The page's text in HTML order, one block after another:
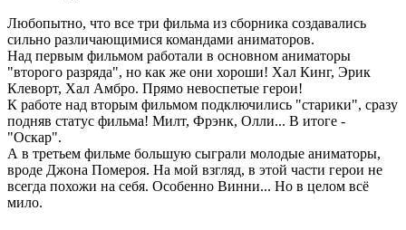
Любопытно, что все три фильма из сборника создавались
сильно различающимися командами аниматоров.
Над первым фильмом работали в основном аниматоры
"второго разряда", но как же они хороши! Хал Кинг, Эрик
Клеворт, Хал Амбро. Прямо невоспетые герои!
К работе над вторым фильмом подключились "старики", сразу
подняв статус фильма! Милт, Фрэнк, Олли... В итоге -
"Оскар".
А в третьем фильме большую сыграли молодые аниматоры,
вроде Джона Помероя. На мой взгляд, в этой части герои не
всегда похожи на себя. Особенно Винни... Но в целом всё
мило.